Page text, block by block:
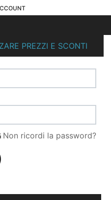
PREZZI E SCONTI
Non ricordi la password?